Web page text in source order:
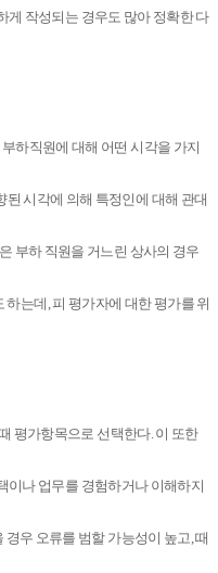
게 작성되는 경우도 많아 정확한 다
하직원에 대해 어떤 시각을 가지
된 시각에 의해 특정인에 대해 관대
부하 직원을 거느린 상사의 경우
하는데 ,피 평가자에 대한 평가를 위
평가항목으로 선택한다.이 또한
이나 업무를 경험하거나 이해하지
우 오류를 범할 가능성이 높고,때